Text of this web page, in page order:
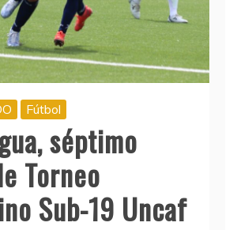
Fútbol
séptimo
Torneo
Sub-19 Uncaf